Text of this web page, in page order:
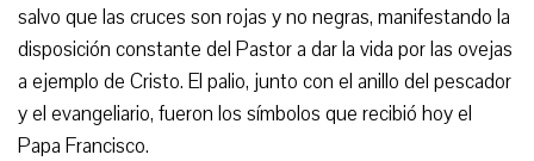
salvo que las cruces son rojas y no negras, manifestando la
disposición constante del Pastor a dar la vida por las ovejas
a ejemplo de Cristo. El palio, junto con el anillo del pescador
y el evangeliario, fueron los símbolos que recibió hoy el
Papa Francisco.